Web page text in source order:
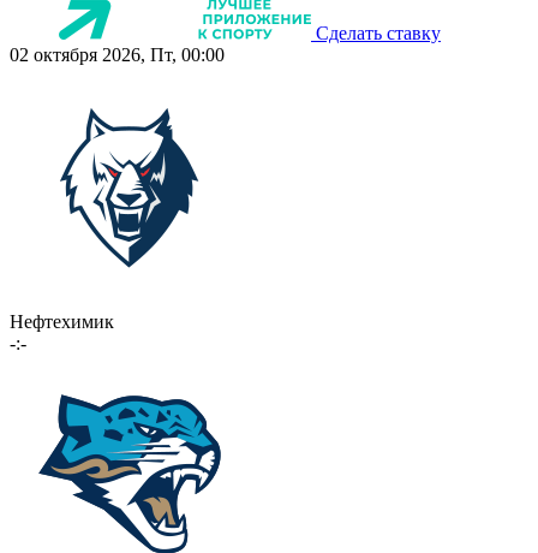
Сделать ставку
02 октября 2026, Пт, 00:00
Нефтехимик
-:-